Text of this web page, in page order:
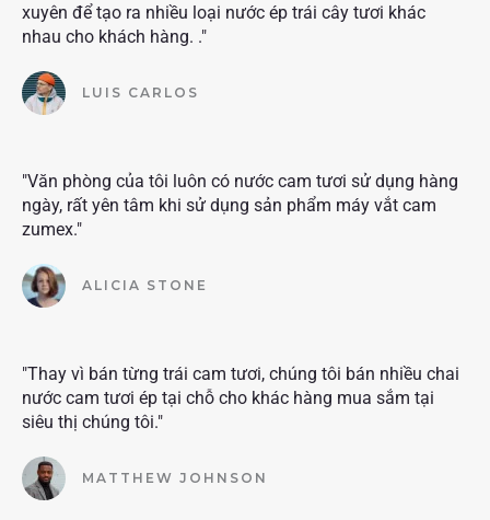
xuyên để tạo ra nhiều loại nước ép trái cây tươi khác
nhau cho khách hàng. ."
LUIS CARLOS
"Văn phòng của tôi luôn có nước cam tươi sử dụng hàng
ngày, rất yên tâm khi sử dụng sản phẩm máy vắt cam
zumex."
ALICIA STONE
"Thay vì bán từng trái cam tươi, chúng tôi bán nhiều chai
nước cam tươi ép tại chỗ cho khác hàng mua sắm tại
siêu thị chúng tôi."
MATTHEW JOHNSON